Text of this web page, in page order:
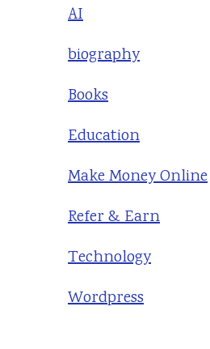
AI
biography
Books
Education
Make Money Online
Refer & Earn
Technology
Wordpress